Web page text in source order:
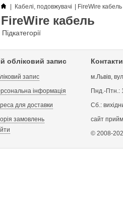
Кабелі, подовжувачі FireWire кабель
FireWire кабель
Підкатегорії
обліковий запис
запис
інформація
для доставки
замовлень
м.Львів,
Пнд.-Птн.:
Сб.:
сайт
© 2008-